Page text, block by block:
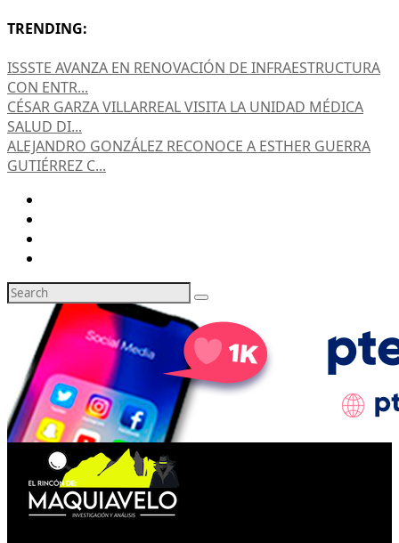
TRENDING:
ISSSTE AVANZA EN RENOVACIÓN DE INFRAESTRUCTURA
CON ENTR...
CÉSAR GARZA VILLARREAL VISITA LA UNIDAD MÉDICA
SALUD DI...
ALEJANDRO GONZÁLEZ RECONOCE A ESTHER GUERRA
GUTIÉRREZ C...